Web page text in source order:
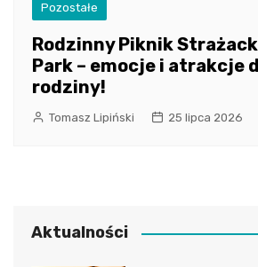
Pozostałe
Rodzinny Piknik
Park – emocje i atrakcje
rodziny!
Tomasz Lipiński 25 lipca 2026
Aktualności